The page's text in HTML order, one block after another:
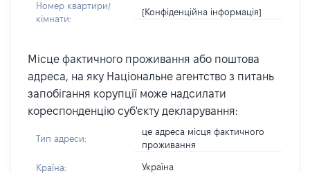
Номер квартири/
кімнати:
[Конфіденційна інформація]
Місце фактичного проживання або поштова
адреса, на яку Національне агентство з питань
запобігання корупції може надсилати
кореспонденцію суб'єкту декларування:
Тип адреси:
це адреса місця фактичного
проживання
Країна: Україна